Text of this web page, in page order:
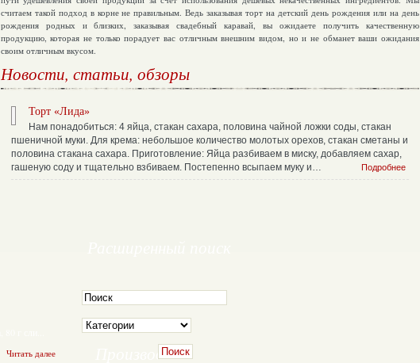
считаем такой подход в корне не правильным. Ведь заказывая торт на детский день рождения или на день
рождения родных и близких, заказывая свадебный каравай, вы ожидаете получить качественную
продукцию, которая не только порадует вас отличным внешним видом, но и не обманет ваши ожидания
своим отличным вкусом.
Новости, статьи, обзоры
Торт «Лида»
Нам понадобиться: 4 яйца, стакан сахара, половина чайной ложки соды, стакан
пшеничной муки. Для крема: небольшое количество молотых орехов, стакан сметаны и
половина стакана сахара. Приготовление: Яйца разбиваем в миску, добавляем сахар,
гашеную соду и тщательно взбиваем. Постепенно всыпаем муку и…
Подробнее
Читать далее Производитель